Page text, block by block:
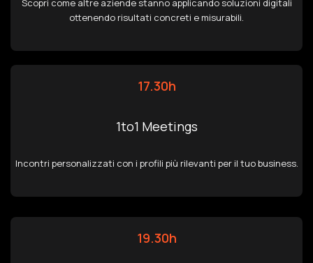
Scopri come altre aziende stanno applicando soluzioni digitali
ottenendo risultati concreti e misurabili.
17.30h
1to1 Meetings
Incontri personalizzati con i profili più rilevanti per il tuo business.
19.30h